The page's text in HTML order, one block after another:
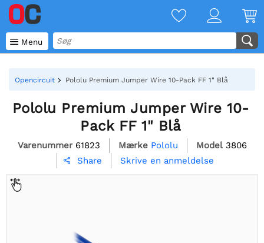
 Menu
Opencircuit Pololu Premium Jumper Wire 10-Pack FF 1" Blå
Pololu Premium Jumper Wire 10-
Pack FF 1" Blå
Varenummer 61823 Mærke Pololu Model 3806
 Share Skrive en anmeldelse